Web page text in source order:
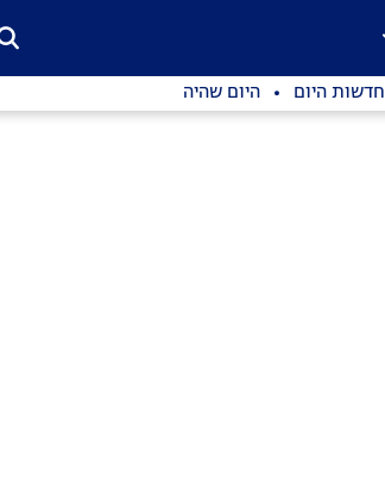
חדשות היום היום שהיה